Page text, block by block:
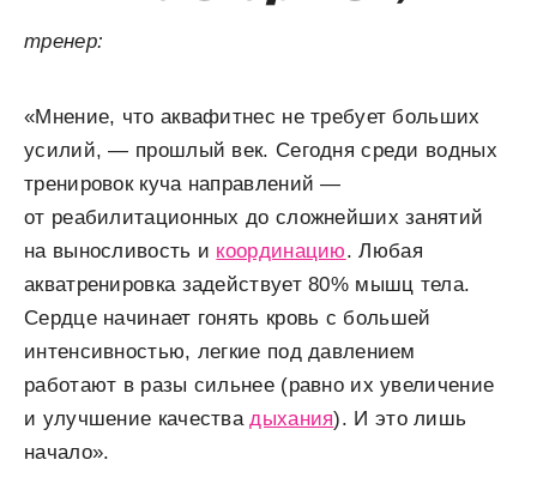
тренер:
«Мнение, что аквафитнес не требует больших
усилий, — прошлый век. Сегодня среди водных
тренировок куча направлений —
от реабилитационных до сложнейших занятий
на выносливость и координацию. Любая
акватренировка задействует 80% мышц тела.
Сердце начинает гонять кровь с большей
интенсивностью, легкие под давлением
работают в разы сильнее (равно их увеличение
и улучшение качествадыхания). И это лишь
начало».